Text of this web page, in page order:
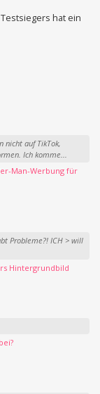
hat ein
nicht auf TikTok,
Ich komme...
Man-Werbung für
Probleme?! ICH > will
Hintergrundbild